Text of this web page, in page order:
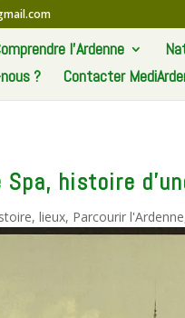
l’Ardenne
?
Contacter
histoire
, lieux, Parcourir l'Ardenne